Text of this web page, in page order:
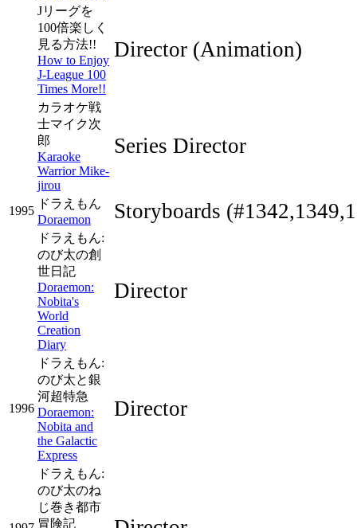
Jリーグを
100倍楽しく
見る方法!!
How to Enjoy
J-League 100
Times More!!
Director (Animation)
カラオケ戦
士マイク次
郎
Karaoke
Warrior Mike-
jirou
Series Director
1995
ドラえもん
Doraemon
Storyboards
ドラえもん:
のび太の創
世日記
Doraemon:
Nobita's
World
Creation
Diary
Director
1996
ドラえもん:
のび太と銀
河超特急
Doraemon:
Nobita and
the Galactic
Express
Director
ドラえもん:
のび太のね
じ巻き都市
冒険記